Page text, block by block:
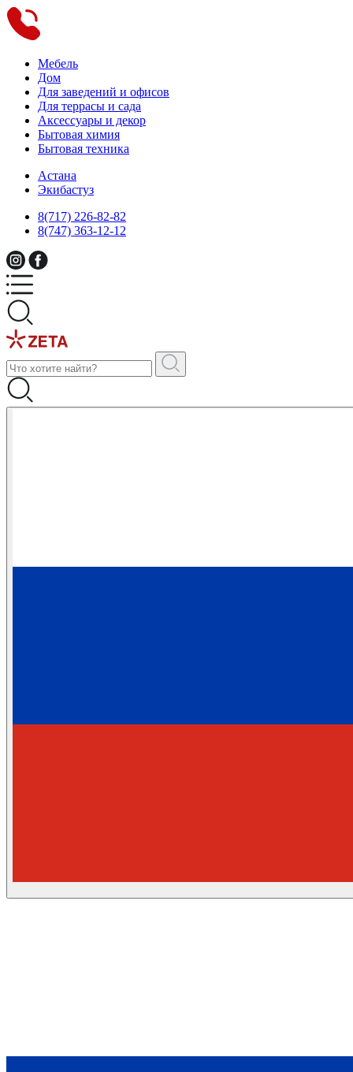
Мебель
Дом
Для заведений и офисов
Для террасы и сада
Аксессуары и декор
Бытовая химия
Бытовая техника
Астана
Экибастуз
8(717) 226-82-82
8(747) 363-12-12